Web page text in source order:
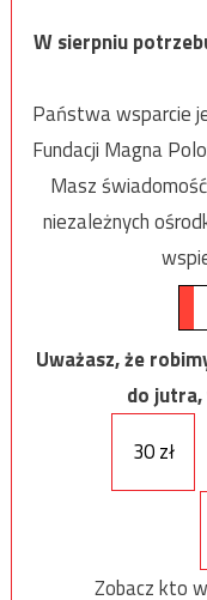
W sierpniu
Państwa wsparcie
Fundacji Magna
Masz
niezależnych
Uważasz, że
do jutra,
30 zł
Zobacz kto